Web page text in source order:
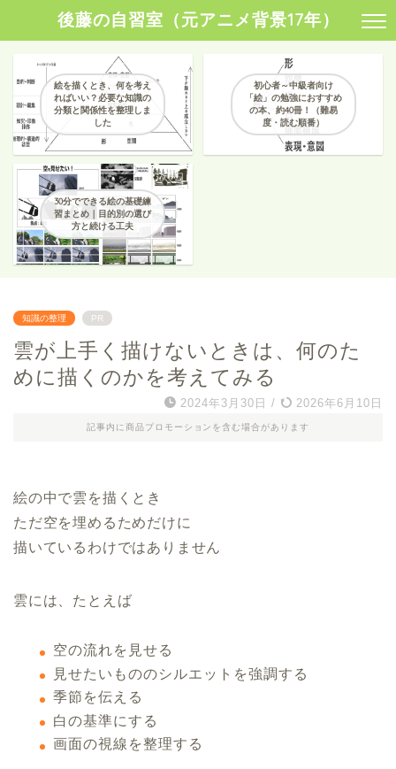
後藤の自習室（元アニメ背景17年）
絵を描くとき、何を考え
ればいい？必要な知識の
分類と関係性を整理しま
した
初心者～中級者向け
「絵」の勉強におすすめ
の本、約40冊！（難易
度・読む順番）
30分でできる絵の基礎練
習まとめ｜目的別の選び
方と続ける工夫
知識の整理 PR
雲が上手く描けないときは、何のた
めに描くのかを考えてみる
2024年3月30日 / 2026年6月10日
記事内に商品プロモーションを含む場合があります
絵の中で雲を描くとき
ただ空を埋めるためだけに
描いているわけではありません
雲には、たとえば
空の流れを見せる
見せたいもののシルエットを強調する
季節を伝える
白の基準にする
画面の視線を整理する